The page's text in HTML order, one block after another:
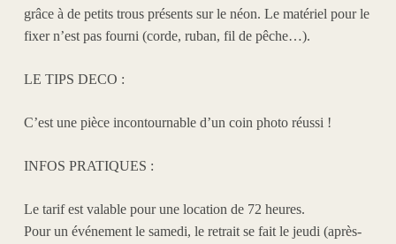
grâce à de petits trous présents sur le néon. Le matériel pour le
fixern’est pas fourni (corde, ruban, fil de pêche…).
LE TIPS DECO :
C’est une pièce incontournable d’un coin photo réussi !
INFOS PRATIQUES :
Le tarif est valable pour une location de 72 heures.
Pour un événement le samedi, le retrait se fait le jeudi (après-